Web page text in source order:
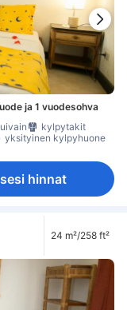
ja 1 vuodesohva
kylpytakit
yksityinen kylpyhuone
hinnat
24 m²/258 ft²